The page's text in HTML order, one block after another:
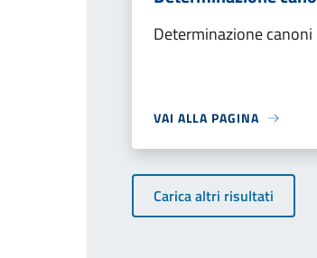
Determinazione canoni
VAI ALLA PAGINA
Carica altri risultati